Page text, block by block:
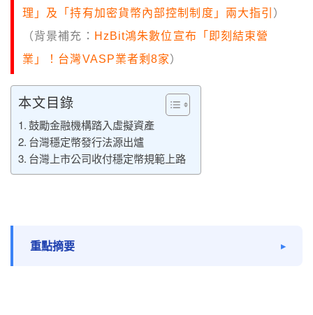
理」及「持有加密貨幣內部控制制度」兩大指引 ）
（背景補充： HzBit鴻朱數位宣布「即刻結束營
業」！台灣VASP業者剩8家）
本文目錄
鼓勵金融機構踏入虛擬資產
台灣穩定幣發行法源出爐
台灣上市公司收付穩定幣規範上路
重點摘要